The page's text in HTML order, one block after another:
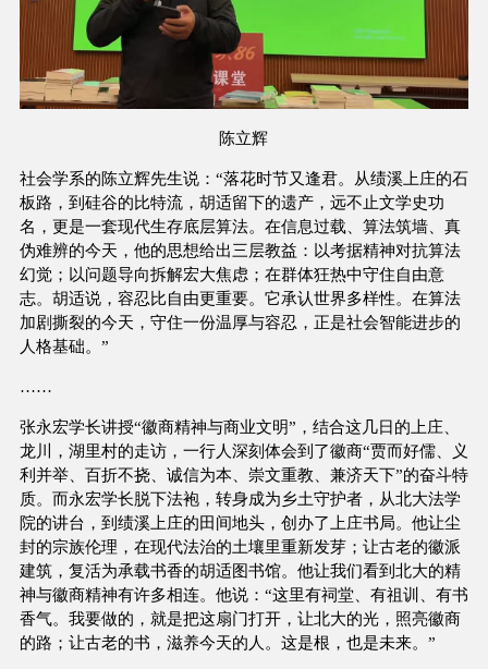
陈立辉
社会学系的陈立辉先生说：“落花时节又逢君。从绩溪上庄的石
板路，到硅谷的比特流，胡适留下的遗产，远不止文学史功
名，更是一套现代生存底层算法。在信息过载、算法筑墙、真
伪难辨的今天，他的思想给出三层教益：以考据精神对抗算法
幻觉；以问题导向拆解宏大焦虑；在群体狂热中守住自由意
志。胡适说，容忍比自由更重要。它承认世界多样性。在算法
加剧撕裂的今天，守住一份温厚与容忍，正是社会智能进步的
人格基础。”
……
张永宏学长讲授“徽商精神与商业文明”，结合这几日的上庄、
龙川，湖里村的走访，一行人深刻体会到了徽商“贾而好儒、义
利并举、百折不挠、诚信为本、崇文重教、兼济天下”的奋斗特
质。而永宏学长脱下法袍，转身成为乡土守护者，从北大法学
院的讲台，到绩溪上庄的田间地头，创办了上庄书局。他让尘
封的宗族伦理，在现代法治的土壤里重新发芽；让古老的徽派
建筑，复活为承载书香的胡适图书馆。他让我们看到北大的精
神与徽商精神有许多相连。他说：“这里有祠堂、有祖训、有书
香气。我要做的，就是把这扇门打开，让北大的光，照亮徽商
的路；让古老的书，滋养今天的人。这是根，也是未来。”